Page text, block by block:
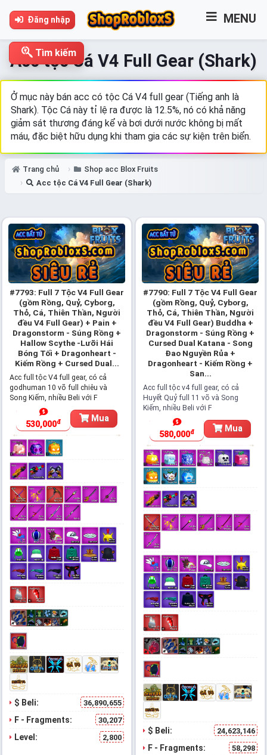
Đăng nhập MENU
Acc tộc Cá V4 Full Gear (Shark)
Ở mục này bán acc có tộc Cá V4 full gear (Tiếng anh là
Shark). Tộc Cá này tỉ lệ ra được là 12.5%, nó có khả năng
giảm sát thương đáng kể và bơi dưới nước không bị mất
máu, đặc biệt hữu dụng khi tham gia các sự kiện trên biển.
Trang chủ
Shop acc Blox Fruits
Acc tộc Cá V4 Full Gear (Shark)
Tìm kiếm
#7793: Full 7 Tộc V4 Full Gear
(gồm Rồng, Quỷ, Cyborg,
Thỏ, Cá, Thiên Thần, Người
đều V4 Full Gear) + Pain +
Dragonstorm - Súng Rồng +
Hallow Scythe -Lưỡi Hái
Bóng Tối + Dragonheart -
Kiếm Rồng + Cursed Dual...
Acc full tộc V4 full gear, có cả
godhuman 10 võ full chiêu và
Song Kiếm, nhiều Beli với F
530,000đ Mua
$ Beli: 36,890,655
F - Fragments: 30,207
Level: 2,800
#7790: Full 7 Tộc V4 Full Gear
(gồm Rồng, Quỷ, Cyborg,
Thỏ, Cá, Thiên Thần, Người
đều V4 Full Gear) Buddha +
Dragonstorm - Súng Rồng +
Cursed Dual Katana - Song
Đao Nguyền Rủa +
Dragonheart - Kiếm Rồng +
San...
Acc full tộc v4 full gear, có cả
Huyết Quỷ full 11 võ và Song
Kiếm, nhiều Beli với F
580,000đ Mua
$ Beli: 24,623,146
F - Fragments: 58,298